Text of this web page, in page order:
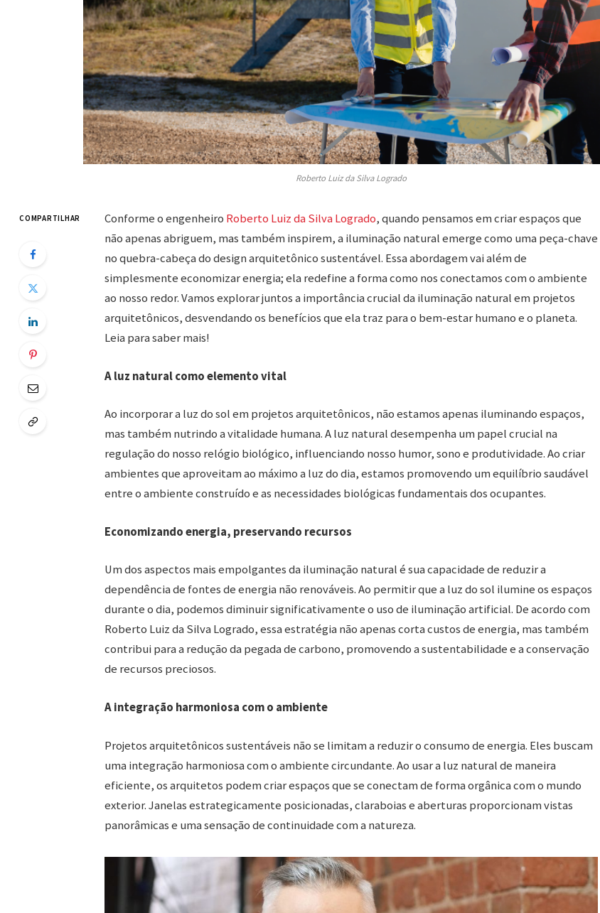
Roberto Luiz da Silva Logrado
COMPARTILHAR Conforme o engenheiro Roberto Luiz da Silva Logrado, quando pensamos em criar espaços que
não apenas abriguem, mas também inspirem, a iluminação natural emerge como uma peça-chave
no quebra-cabeça do design arquitetônico sustentável. Essa abordagem vai além de
simplesmente economizar energia; ela redefine a forma como nos conectamos com o ambiente
ao nosso redor. Vamos explorar juntos a importância crucial da iluminação natural em projetos
arquitetônicos, desvendando os benefícios que ela traz para o bem-estar humano e o planeta.
Leia para saber mais!
A luz natural como elemento vital
Ao incorporar a luz do sol em projetos arquitetônicos, não estamos apenas iluminando espaços,
mas também nutrindo a vitalidade humana. A luz natural desempenha um papel crucial na
regulação do nosso relógio biológico, influenciando nosso humor, sono e produtividade. Ao criar
ambientes que aproveitam ao máximo a luz do dia, estamos promovendo um equilíbrio saudável
entre o ambiente construído e as necessidades biológicas fundamentais dos ocupantes.
Economizando energia, preservando recursos
Um dos aspectos mais empolgantes da iluminação natural é sua capacidade de reduzir a
dependência de fontes de energia não renováveis. Ao permitir que a luz do sol ilumine os espaços
durante o dia, podemos diminuir significativamente o uso de iluminação artificial. De acordo com
Roberto Luiz da Silva Logrado, essa estratégia não apenas corta custos de energia, mas também
contribui para a redução da pegada de carbono, promovendo a sustentabilidade e a conservação
de recursos preciosos.
A integração harmoniosa com o ambiente
Projetos arquitetônicos sustentáveis não se limitam a reduzir o consumo de energia. Eles buscam
uma integração harmoniosa com o ambiente circundante. Ao usar a luz natural de maneira
eficiente, os arquitetos podem criar espaços que se conectam de forma orgânica com o mundo
exterior. Janelas estrategicamente posicionadas, claraboias e aberturas proporcionam vistas
panorâmicas e uma sensação de continuidade com a natureza.